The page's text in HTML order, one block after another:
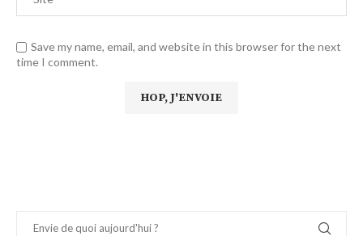
Save my name, email, and website in this browser for the next
time I comment.